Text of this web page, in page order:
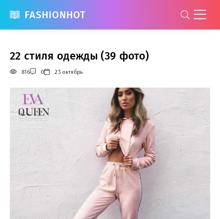
FASHIONHOT
22 стиля одежды (39 фото)
816 0 23 октябрь